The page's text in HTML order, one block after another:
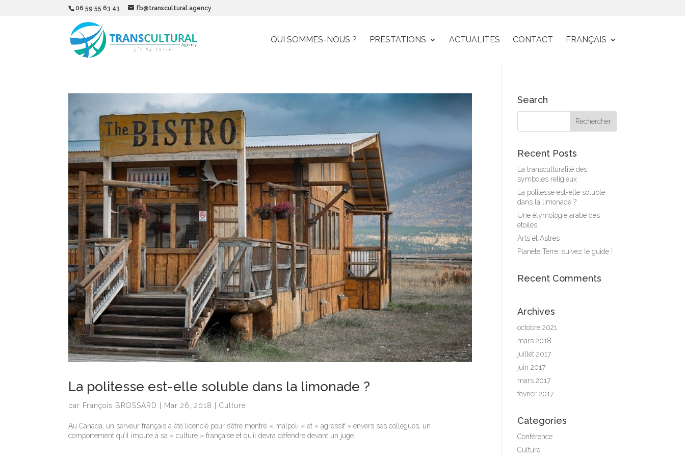
06 59 55 63 43 fb@transcultural.agency
QUI SOMMES-NOUS ? PRESTATIONS ACTUALITES CONTACT FRANÇAIS
La politesse est-elle soluble dans la limonade ?
par François BROSSARD Mar 26, 2018 |Culture
Au Canada, un serveur français a été licencié pour s’être montré « malpoli » et « agressif » envers ses collègues, un
comportement qu’il impute à sa « culture » française et qu’il devra défendre devant un juge.
Search
Recent Posts
La transculturalité des
symboles religieux
La politesse est-elle soluble
dans la limonade ?
Une étymologie arabe des
étoiles
Arts et Astres
Planète Terre, suivez le guide !
Recent Comments
Archives
octobre 2021
mars 2018
juillet 2017
juin 2017
mars 2017
février 2017
Categories
Conférence
Culture